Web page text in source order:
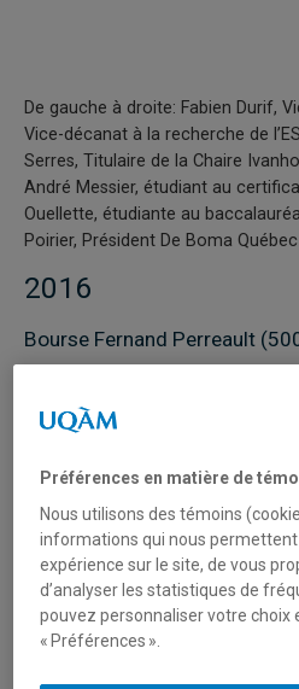
De gauche à droite: Fabien Durif,
Vice-décanat à la recherche de
Serres, Titulaire de la Chaire
André Messier, étudiant au
Ouellette, étudiante au
Poirier, Président De Boma Québec
2016
Bourse Fernand Perreault
Ahmed Dridi, étudiant au
Préférences en matière de
Nous utilisons des témoins
informations qui nous permettent
expérience sur le site, de vous
d’analyser les statistiques de
pouvez personnaliser votre choix
« Préférences ».